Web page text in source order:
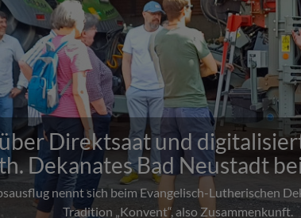
im Abenteuerland:
Mühlfeld
mit Aufführung und Tombola gefeiert: Seit sage
evangelische Kindergarten.